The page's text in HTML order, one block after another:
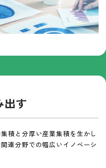
出す
積と分厚い産業集積を生かし
連分野での幅広いイノベーシ